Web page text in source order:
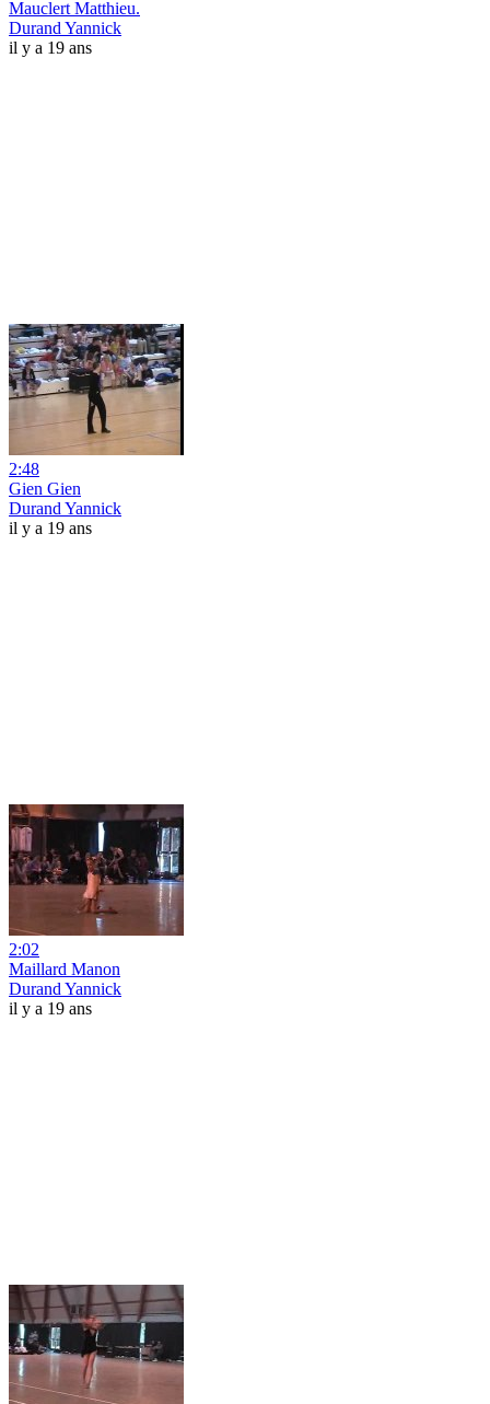
Mauclert Matthieu.
Durand Yannick
il y a 19 ans
2:48
Gien Gien
Durand Yannick
il y a 19 ans
2:02
Maillard Manon
Durand Yannick
il y a 19 ans